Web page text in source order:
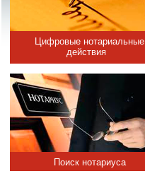
Цифровые нотариальные
действия
Поиск нотариуса